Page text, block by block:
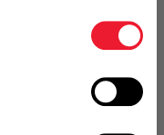
Handleliste